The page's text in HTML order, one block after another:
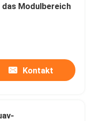
Modulbereich
Kontakt